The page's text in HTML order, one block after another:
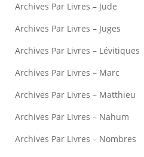
Archives Par Livres – Jude
Archives Par Livres – Juges
Archives Par Livres – Lévitiques
Archives Par Livres – Marc
Archives Par Livres – Matthieu
Archives Par Livres – Nahum
Archives Par Livres – Nombres